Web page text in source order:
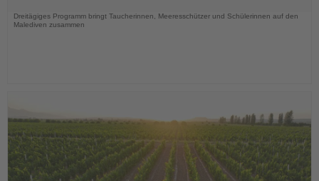
Dreitägiges Programm bringt Taucherinnen, Meeresschützer und Schülerinnen auf den
Malediven zusammen